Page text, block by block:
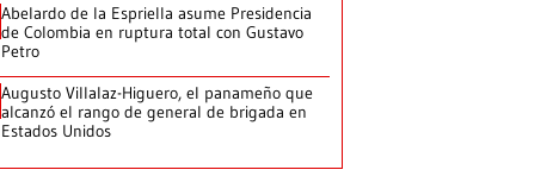
Abelardo de la Espriella asume Presidencia
de Colombia en ruptura total con Gustavo
Petro
Augusto Villalaz-Higuero, el panameño que
alcanzó el rango de general de brigada en
Estados Unidos